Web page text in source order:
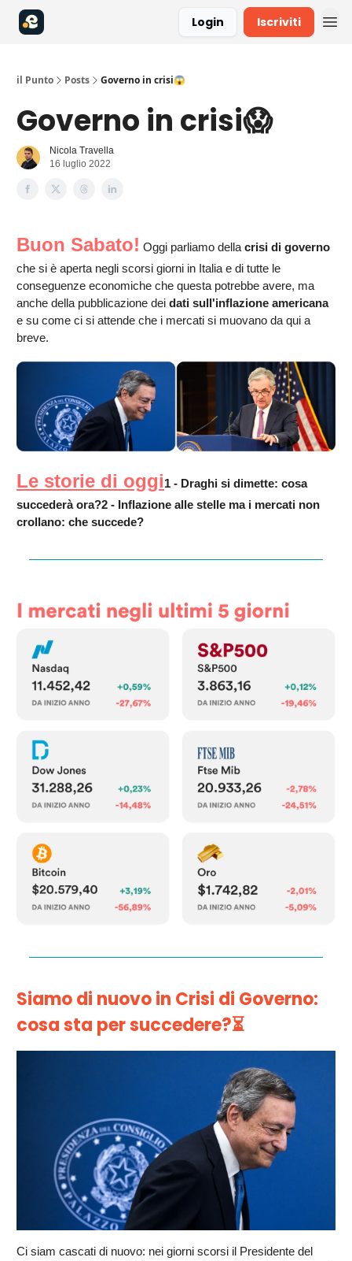
Login Iscriviti
il Punto Posts Governo in crisi😱
Governo in crisi😱
Nicola Travella
16 luglio 2022
Buon Sabato! Oggi parliamo della crisi di governo
che si è aperta negli scorsi giorni in Italia e di tutte le
conseguenze economiche che questa potrebbe avere, ma
anche della pubblicazione dei dati sull'inflazione americana
e su come ci si attende che i mercati si muovano da qui a
breve.
Le storie di oggi1 - Draghi si dimette: cosa
succederà ora?2 - Inflazione alle stelle ma i mercati non
crollano: che succede?
Siamo di nuovo in Crisi di Governo:
cosa sta per succedere?⏳
Ci siam cascati di nuovo: nei giorni scorsi il Presidente del